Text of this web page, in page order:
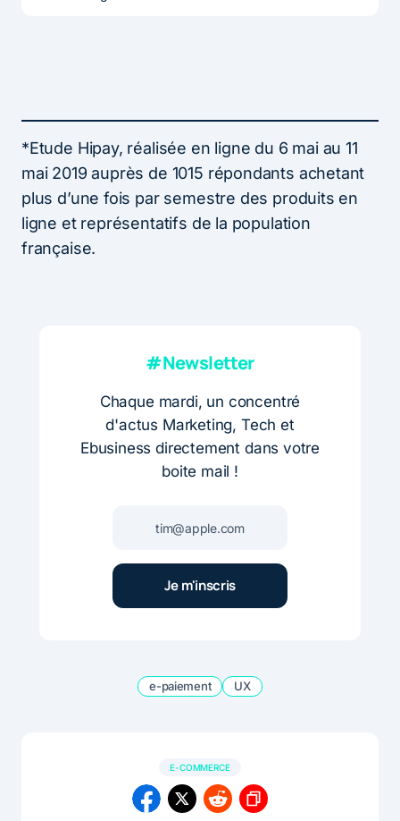
*Etude Hipay, réalisée en ligne du 6 mai au 11
mai 2019 auprès de 1015 répondants achetant
plus d’une fois par semestre des produits en
ligne et représentatifs de la population
française.
#Newsletter
Chaque mardi, un concentré
d'actus Marketing, Tech et
Ebusiness directement dans votre
boite mail !
e-paiement UX
E-COMMERCE